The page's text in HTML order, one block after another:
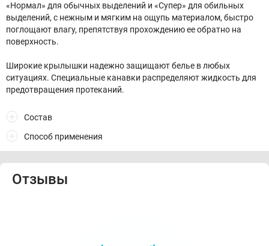
«Нормал» для обычных выделений и «Супер» для обильных
выделений, с нежным и мягким на ощупь материалом, быстро
поглощают влагу, препятствуя прохождению ее обратно на
поверхность.
Широкие крылышки надежно защищают белье в любых
ситуациях. Специальные канавки распределяют жидкость для
предотвращения протеканий.
Состав
Способ применения
Отзывы